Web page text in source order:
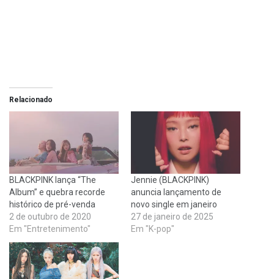
Relacionado
BLACKPINK lança “The
Album” e quebra recorde
histórico de pré-venda
2 de outubro de 2020
Em "Entretenimento"
Jennie (BLACKPINK)
anuncia lançamento de
novo single em janeiro
27 de janeiro de 2025
Em "K-pop"